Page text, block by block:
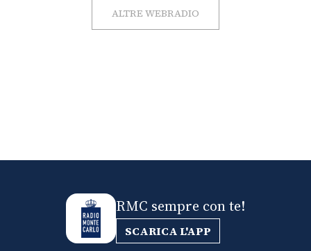
ALTRE WEBRADIO
RMC sempre con te!
SCARICA L'APP